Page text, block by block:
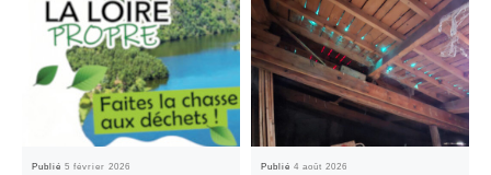
Publié5 février 2026 Publié4 août 2026